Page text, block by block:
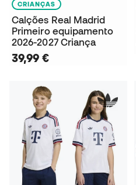
CRIANÇAS
Calções Real Madrid
Primeiro equipamento
2026-2027 Criança
39,99 €